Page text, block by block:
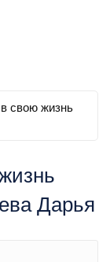
свою жизнь
Дарья